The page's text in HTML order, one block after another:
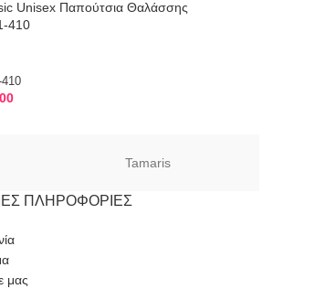
Unisex Παπούτσια Θαλάσσης
410
Tamaris
ΠΛΗΡΟΦΟΡΊΕΣ
μας